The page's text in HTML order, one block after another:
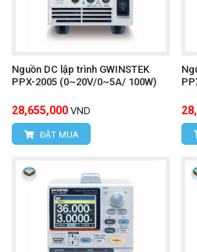
Nguồn DC lập trình GWINSTEK
PPX-2005 (0~20V/0~5A/ 100W)
28,655,000 VND
ĐẶT MUA